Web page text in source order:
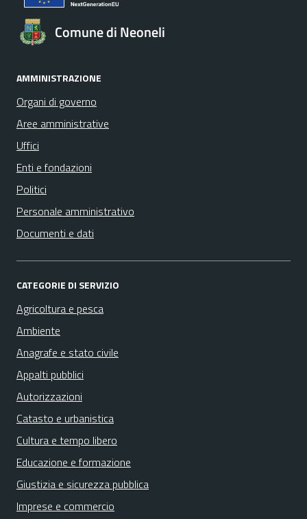
Comune di Neoneli
AMMINISTRAZIONE
Organi di governo
Aree amministrative
Uffici
Enti e fondazioni
Politici
Personale amministrativo
Documenti e dati
CATEGORIE DI SERVIZIO
Agricoltura e pesca
Ambiente
Anagrafe e stato civile
Appalti pubblici
Autorizzazioni
Catasto e urbanistica
Cultura e tempo libero
Educazione e formazione
Giustizia e sicurezza pubblica
Imprese e commercio